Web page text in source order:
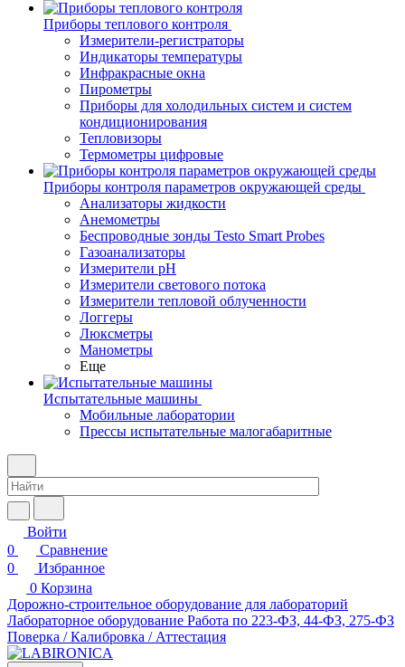
Приборы теплового контроля
Измерители-регистраторы
Индикаторы температуры
Инфракрасные окна
Пирометры
Приборы для холодильных систем и систем
кондиционирования
Тепловизоры
Термометры цифровые
Приборы контроля параметров окружающей среды
Анализаторы жидкости
Анемометры
Беспроводные зонды Testo Smart Probes
Газоанализаторы
Измерители pH
Измерители светового потока
Измерители тепловой облученности
Логгеры
Люксметры
Манометры
Еще
Испытательные машины
Мобильные лаборатории
Прессы испытательные малогабаритные
Войти
0
Сравнение
0
Избранное
0 Корзина
Дорожно-строительное оборудование для лабораторий
Лабораторное оборудование Работа по 223-ФЗ, 44-ФЗ, 275-ФЗ
Поверка / Калибровка / Аттестация